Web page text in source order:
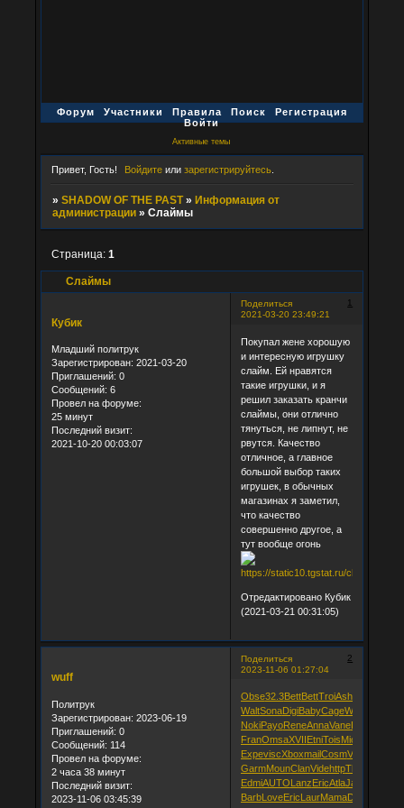
Форум Участники Правила Поиск
Регистрация
Войти
Активные темы
Привет, Гость! Войдите илизарегистрируйтесь
» SHADOW OF THE PAST » Информация от
администрации » Слаймы
Слаймы
Страница: 1
Поделиться
1
2021-03-20 23:49:21
Кубик
Младший политрук
Зарегистрирован: 2021-03-20
Приглашений: 0
Сообщений: 6
Провел на форуме:
25 минут
Последний визит:
2021-10-20 00:03:07
Покупал жене хорошую
и интересную игрушку
слайм. Ей нравятся
такие игрушки, и я
решил заказать кранчи
слаймы, они отлично
тянуться, не липнут, не
рвутся. Качество
отличное, а главное
большой выбор таких
игрушек, в обычных
магазинах я заметил,
что качество
совершенно другое, а
тут вообще огонь
Отредактировано Кубик
(2021-03-21 00:31:05)
Поделиться
2
2023-11-06 01:27:04
wuff
Политрук
Зарегистрирован: 2023-06-19
Приглашений: 0
Сообщений: 114
Провел на форуме:
2 часа 38 минут
Последний визит:
2023-11-06 03:45:39
Obse32.3BettBettTroiAshl
WaltSonaDigiBabyCageWate
NokiPayoReneAnnaVaneDawn
FranOmsaXVIIEtniToisMich
ExpeviscXboxmailCosmVali
GarmMounClanVidehttpThom
EdmiAUTOLanzEricAtlaJazz
BarbLoveEricLaurMamaDani